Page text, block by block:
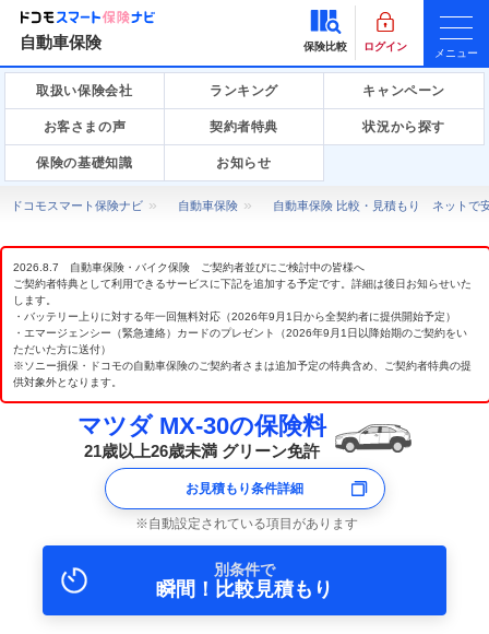
自動車保険 保険比較 ログイン
メニュー
取扱い保険会社 ランキング キャンペーン
お客さまの声 契約者特典 状況から探す
保険の基礎知識 お知らせ
ドコモスマート保険ナビ 自動車保険 自動車保険 比較・見積もり ネットで
2026.8.7 自動車保険・バイク保険 ご契約者並びにご検討中の皆様へ
ご契約者特典として利用できるサービスに下記を追加する予定です。詳細は後日お知らせいた
します。
・バッテリー上りに対する年一回無料対応（2026年9月1日から全契約者に提供開始予定）
・エマージェンシー（緊急連絡）カードのプレゼント（2026年9月1日以降始期のご契約をい
ただいた方に送付）
※ソニー損保・ドコモの自動車保険のご契約者さまは追加予定の特典含め、ご契約者特典の提
供対象外となります。
マツダ MX-30の保険料
21歳以上26歳未満 グリーン免許
お見積もり条件詳細
自動設定されている項目があります
別条件で
瞬間！比較見積もり